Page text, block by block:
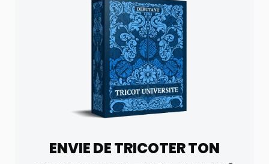
ENVIE DE TRICOTER TON